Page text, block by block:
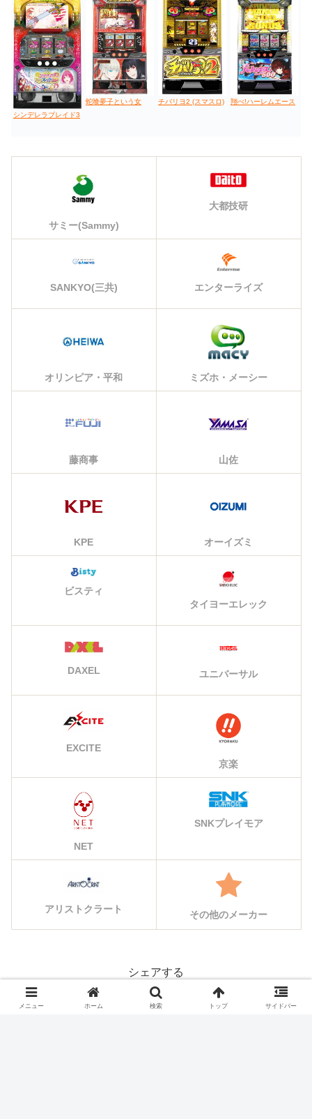
シンデレラブレイド3
蛇喰夢子という女 チバリヨ2 (スマスロ) 翔べ!ハーレムエース
サミー(Sammy)
大都技研
SANKYO(三共) エンターライズ
オリンピア・平和 ミズホ・メーシー
藤商事 山佐
KPE オーイズミ
ビスティ
タイヨーエレック
DAXEL ユニバーサル
EXCITE
京楽
NET
SNKプレイモア
アリストクラート その他のメーカー
シェアする
Facebook はてブ
メニュー ホーム 検索 トップ サイドバー